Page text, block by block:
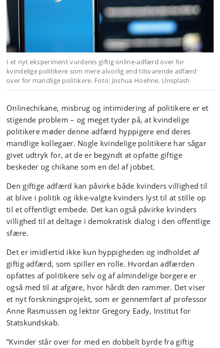
I et nyt eksperiment vurderes giftig online-adfærd over for
kvindelige politikere som mere alvorlig end tilsvarende adfærd
over for mandlige politikere. Foto: Joshua Hoehne, Unsplash
Onlinechikane, misbrug og intimidering af politikere er et
stigende problem – og meget tyder på, at kvindelige
politikere møder denne adfærd hyppigere end deres
mandlige kollegaer. Nogle kvindelige politikere har sågar
givet udtryk for, at de er begyndt at opfatte giftige
beskeder og chikane som en del af jobbet.
Den giftige adfærd kan påvirke både kvinders villighed til
at blive i politik og ikke-valgte kvinders lyst til at stille op
til et offentligt embede. Det kan også påvirke kvinders
villighed til at deltage i demokratisk dialog i den offentlige
sfære.
Det er imidlertid ikke kun hyppigheden og indholdet af
giftig adfærd, som spiller en rolle. Hvordan adfærden
opfattes af politikere selv og af almindelige borgere er
også med til at afgøre, hvor hårdt den rammer. Det viser
et nyt forskningsprojekt, som er gennemført af professor
Anne Rasmussen og lektor Gregory Eady, Institut for
Statskundskab.
”Kvinder står over for med en dobbelt byrde fra giftig